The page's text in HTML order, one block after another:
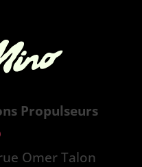
Propulseurs
Omer Talon